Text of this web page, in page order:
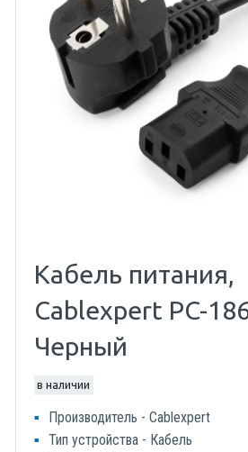
Кабель питания,
Cablexpert PC-
Черный
в наличии
Производитель - Cablexpert
Тип устройства - Кабель